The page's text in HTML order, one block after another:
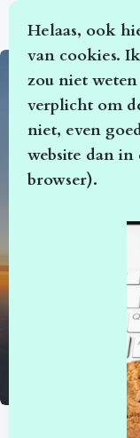
Helaas, ook
van cookies.
zou niet
verplicht om
niet, even
website dan
browser).